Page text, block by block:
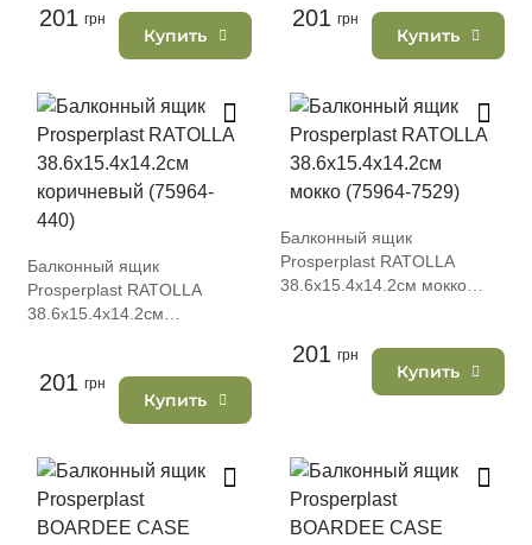
201 грн
Купить
201 грн
Купить
Балконный ящик
Prosperplast RATOLLA
38.6х15.4х14.2см
201 грн
Купить
Балконный ящик
Prosperplast RATOLLA
38.6х15.4х14.2см мокко
201 грн
Купить